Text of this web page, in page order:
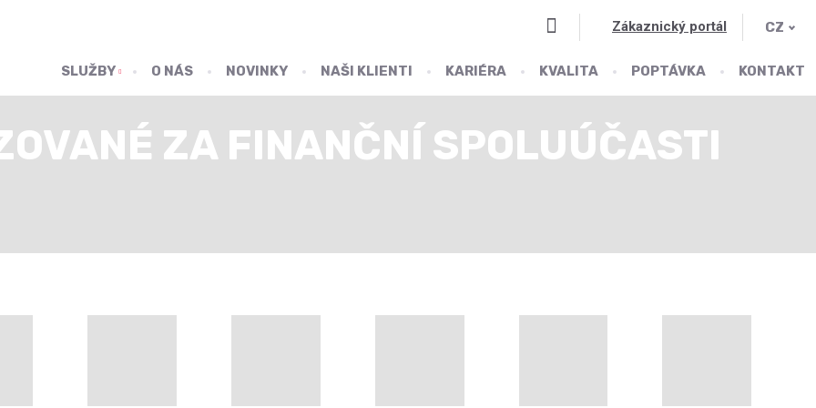
SLUŽBY O NÁS NOVINKY NAŠI KLIENTI KARIÉRA KVALITA POPTÁVKA KONTAKT
VyhledáváníZákaznický portál CZ
ZA FINANČNÍ SPOLUÚČASTI